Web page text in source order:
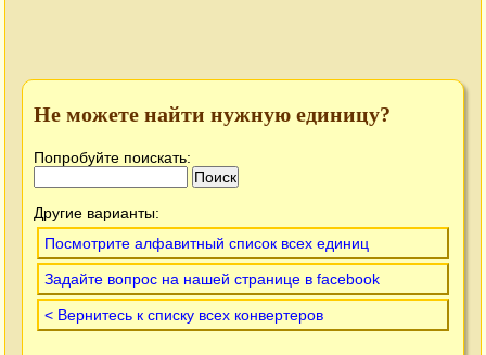
Не можете найти нужную единицу?
Попробуйте поискать:
Другие варианты:
Посмотрите алфавитный список всех единиц
Задайте вопрос на нашей странице в facebook
< Вернитесь к списку всех конвертеров